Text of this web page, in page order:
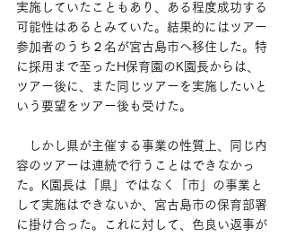
実施していたこともあり、ある程度成功する
可能性はあるとみていた。結果的にはツアー
参加者のうち２名が宮古島市へ移住した。特
に採用まで至ったH保育園のK園長からは、
ツアー後に、また同じツアーを実施したいと
いう要望をツアー後も受けた。
しかし県が主催する事業の性質上、同じ内
容のツアーは連続で行うことはできなかっ
た。K園長は「県」ではなく「市」の事業と
して実施はできないか、宮古島市の保育部署
に掛け合った。これに対して、色良い返事が